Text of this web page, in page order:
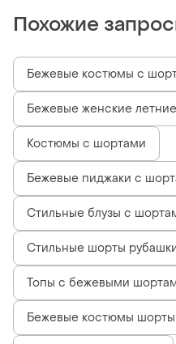
Похожие
Бежевые костюмы с
Бежевые женские
Костюмы с шортами
Бежевые пиджаки с
Стильные блузы с
Стильные шорты
Топы с бежевыми
Бежевые костюмы